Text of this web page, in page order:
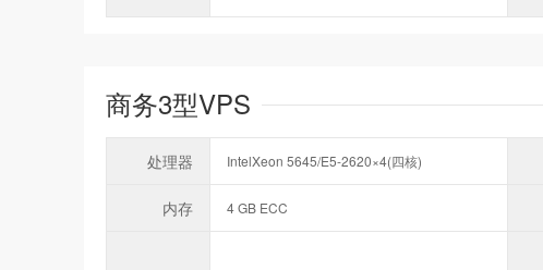
商务3型VPS
处理器 IntelXeon 5645/E5-2620×4(四核)
内存 4 GB ECC